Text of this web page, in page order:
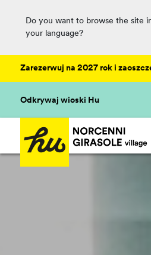
Do you want to browse the site
your language?
Zarezerwuj na 2027 rok i
Odkrywaj wioski Hu